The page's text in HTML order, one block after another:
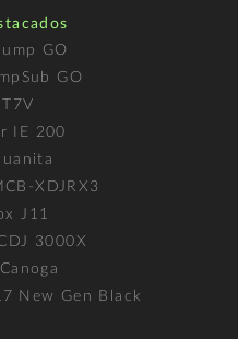
GO
GO
IE 200
XDJRX3
J11
3000X
New Gen Black